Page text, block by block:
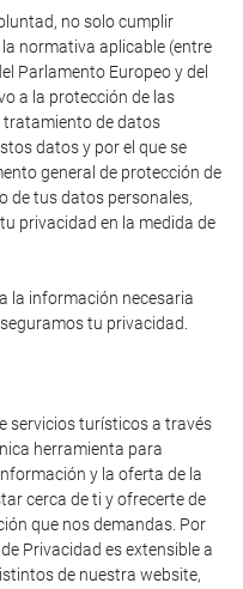
no solo cumplir
normativa aplicable (entre
Parlamento Europeo y del
a la protección de las
tratamiento de datos
datos y por el que se
general de protección de
de tus datos personales,
privacidad en la medida de
la información necesaria
tu privacidad.
servicios turísticos a través
herramienta para
y la oferta de la
cerca de ti y ofrecerte de
que nos demandas. Por
Privacidad es extensible a
de nuestra website,